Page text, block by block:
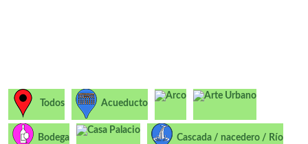
Todos Acueducto
Arco Arte Urbano
Bodega
Casa Palacio
Cascada / nacedero / Río